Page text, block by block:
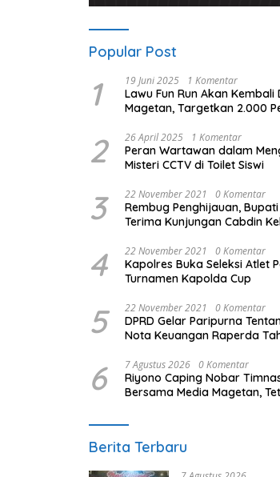
Popular Post
1 19 Juni 2025 1 Komentar
Lawu Fun Run Akan Kembali
Magetan, Targetkan 2.000
2 26 April 2025 1 Komentar
Peran Wartawan dalam
Misteri CCTV di Toilet Siswi
3 22 November 2021 0 Komentar
Rembug Penghijauan,
Terima Kunjungan Cabdin
4 22 November 2021 0 Komentar
Kapolres Buka Seleksi Atlet
Turnamen Kapolda Cup
5 22 November 2021 0 Komentar
DPRD Gelar Paripurna
Nota Keuangan Raperda
6 7 Agustus 2026 0 Komentar
Riyono Caping Nobar
Bersama Media Magetan,
Berita Terbaru